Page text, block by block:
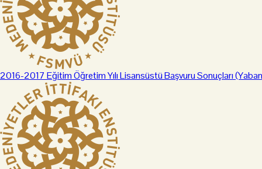
2016-2017 Eğitim Öğretim Yılı Lisansüstü Başvuru Sonuçları